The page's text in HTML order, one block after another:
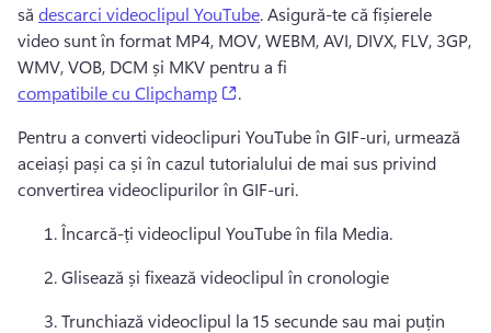
să descarci videoclipul YouTube. Asigură-te că fișierele
video sunt în format MP4, MOV, WEBM, AVI, DIVX, FLV, 3GP,
WMV, VOB, DCM și MKV pentru a fi
compatibile cu Clipchamp
.
Pentru a converti videoclipuri YouTube în GIF-uri, urmează
aceiași pași ca și în cazul tutorialului de mai sus privind
convertirea videoclipurilor în GIF-uri.
Încarcă-ți videoclipul YouTube în fila Media.
Glisează și fixează videoclipul în cronologie
Trunchiază videoclipul la 15 secunde sau mai puțin